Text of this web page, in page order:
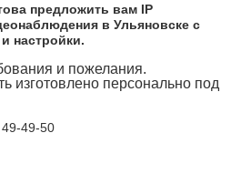
предложить вам IP
в Ульяновске с
настройки.
и пожелания.
изготовлено персонально под
49-49-50